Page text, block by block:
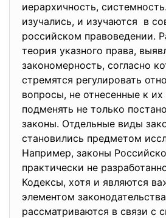
иерархичность,
изучались, и изучаются в
российском правоведении.
теория указного права,
закономерность, согласно
стремятся регулировать
вопросы, не отнесенные к
подменять не только
законы. Отдельные виды
становились предметом
Например, законы
практически не
Кодексы, хотя и являются
элементом
рассматриваются в связи с